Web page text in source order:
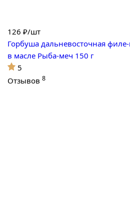
126 ₽/шт
Горбуша дальневосточная
в масле Рыба-меч 150 г
5
Отзывов 8